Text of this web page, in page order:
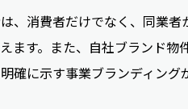
、消費者だけでなく、同業
ます。また、自社ブランド物
確に示す事業ブランディング